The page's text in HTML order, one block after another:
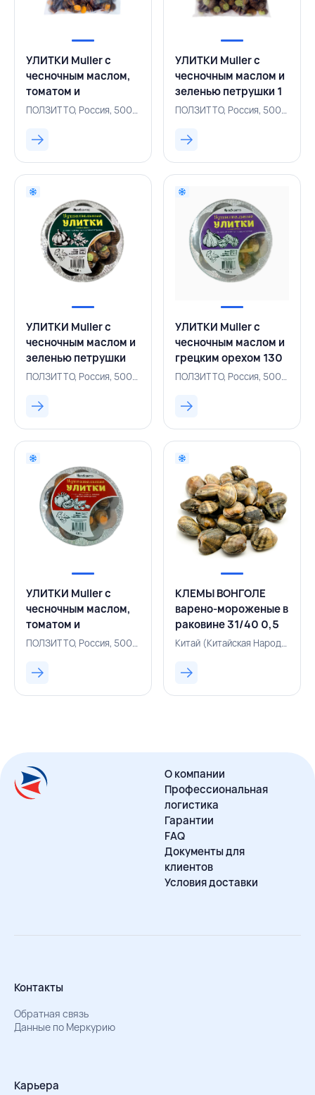
УЛИТКИ Muller с
чесночным маслом,
томатом и
прованскими
ПОЛЗИТТО, РОССИЯ
ПОЛЗИТТО, Россия, 500004742
УЛИТКИ Muller с
чесночным маслом и
зеленью петрушки 1
кг, ПОЛЗИТТО,
ПОЛЗИТТО, Россия, 500004743
УЛИТКИ Muller с
чесночным маслом и
зеленью петрушки
130 г, ПОЛЗИТТО,
ПОЛЗИТТО, Россия, 500004726
УЛИТКИ Muller с
чесночным маслом и
грецким орехом 130
г, ПОЛЗИТТО,
ПОЛЗИТТО, Россия, 500004725
УЛИТКИ Muller с
чесночным маслом,
томатом и
прованскими
ПОЛЗИТТО, РОССИЯ
ПОЛЗИТТО, Россия, 500004724
КЛЕМЫ ВОНГОЛЕ
варено-мороженые в
раковине 31/40 0,5
кг вакуумная
Китай (Китайская Народная Республика), 121005197
О компании
Профессиональная
логистика
Гарантии
FAQ
Документы для
клиентов
Условия доставки
Контакты
Обратная связь
Данные по Меркурию
Карьера